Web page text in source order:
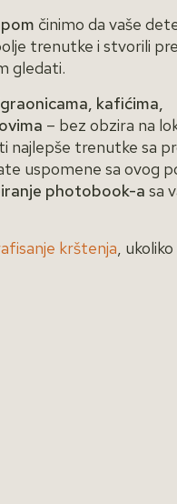
činimo da vaše
trenutke i stvorili
gledati.
kafićima,
– bez obzira na
najlepše trenutke sa
uspomene sa ovog
photobook-a sa
krštenja,